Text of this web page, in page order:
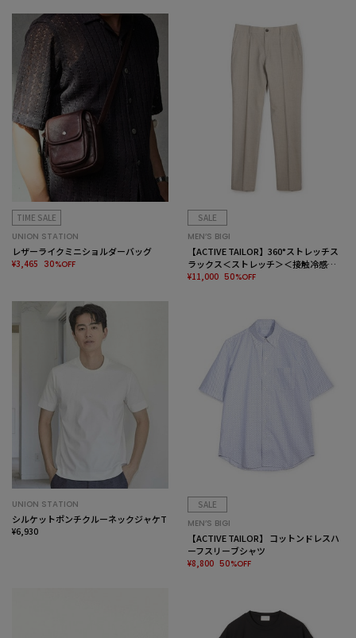
TIME SALE
UNION STATION
レザーライクミニショルダーバッグ
¥3,465 30%OFF
SALE
MEN’S BIGI
【ACTIVE TAILOR】360°ストレッチス
ラックス＜ストレッチ＞＜接触冷感＞
＜速乾＞
¥11,000 50%OFF
UNION STATION
シルケットポンチクルーネックジャケT
¥6,930
SALE
MEN’S BIGI
【ACTIVE TAILOR】 コットンドレスハ
ーフスリーブシャツ
¥8,800 50%OFF